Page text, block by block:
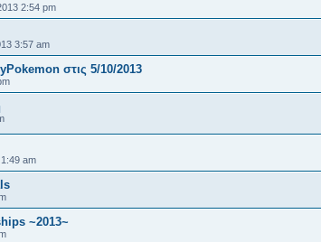
2:54 pm
3:57 am
στις 5/10/2013
am
~2013~